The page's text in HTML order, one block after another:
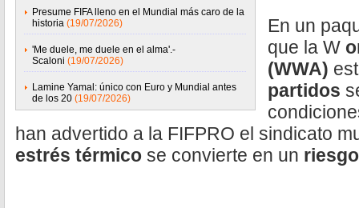
Presume FIFA lleno en el Mundial más caro de la
historia (19/07/2026)
'Me duele, me duele en el alma'.-
Scaloni (19/07/2026)
Lamine Yamal: único con Euro y Mundial antes
de los 20 (19/07/2026)
En un
que la W
(WWA)
partidos
han advertido a la FIFPRO el sindicato
estrés térmico se convierte en un